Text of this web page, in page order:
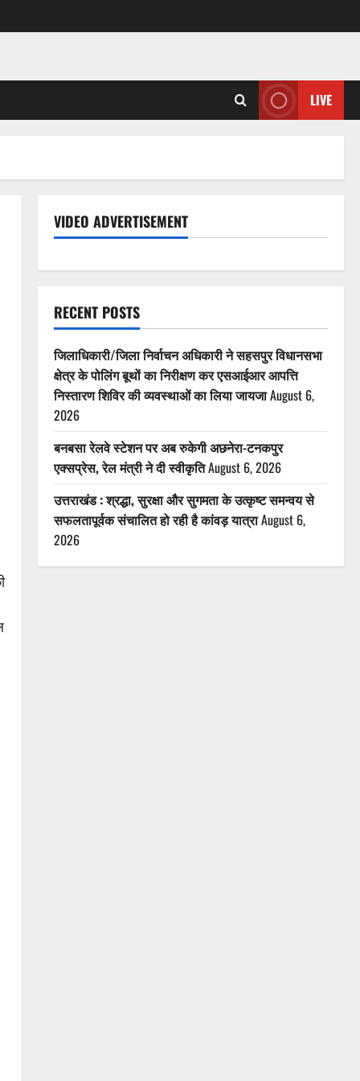
LIVE
VIDEO ADVERTISEMENT
RECENT POSTS
जिलाधिकारी/जिला निर्वाचन अधिकारी ने सहसपुर विधानसभा
क्षेत्र के पोलिंग बूथों का निरीक्षण कर एसआईआर आपत्ति
निस्तारण शिविर की व्यवस्थाओं का लिया जायजाAugust 6,
2026
बनबसा रेलवे स्टेशन पर अब रुकेगी अछनेरा-टनकपुर
एक्सप्रेस, रेल मंत्री ने दी स्वीकृतिAugust 6, 2026
उत्तराखंड : श्रद्धा, सुरक्षा और सुगमता के उत्कृष्ट समन्वय से
सफलतापूर्वक संचालित हो रही है कांवड़ यात्राAugust 6,
2026